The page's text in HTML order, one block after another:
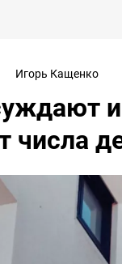
Игорь Кащенко
числа